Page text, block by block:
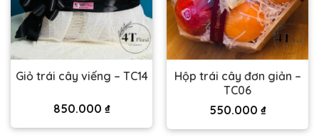
Giỏ trái cây viếng – TC14
850.000 ₫
Hộp trái cây đơn giản –
TC06
550.000 ₫